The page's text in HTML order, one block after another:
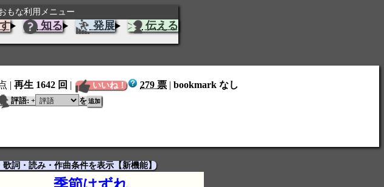
もな利用メニュー
知る 発展 伝える
| 再生 1642 回 | いいね！ 279 票 | bookmark なし
評語: + を
歌詞・読み・作曲条件を表示【新機能】